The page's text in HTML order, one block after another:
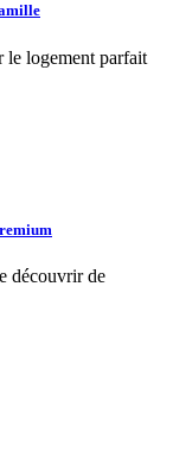
le logement parfait
découvrir de